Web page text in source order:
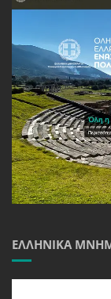
ΕΛΛΗΝΙΚΆ